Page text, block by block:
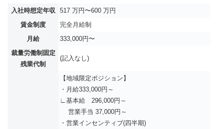
入社時想定年収
517 万円〜600 万円
賃金制度
完全月給制
月給
333,000円〜
裁量労働制固定
残業代制
(記入なし)
【地域限定ポジション】
・月給333,000円～
∟基本給 296,000円～
営業手当 37,000円～
・営業インセンティブ(四半期)